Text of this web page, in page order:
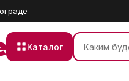
Каталог